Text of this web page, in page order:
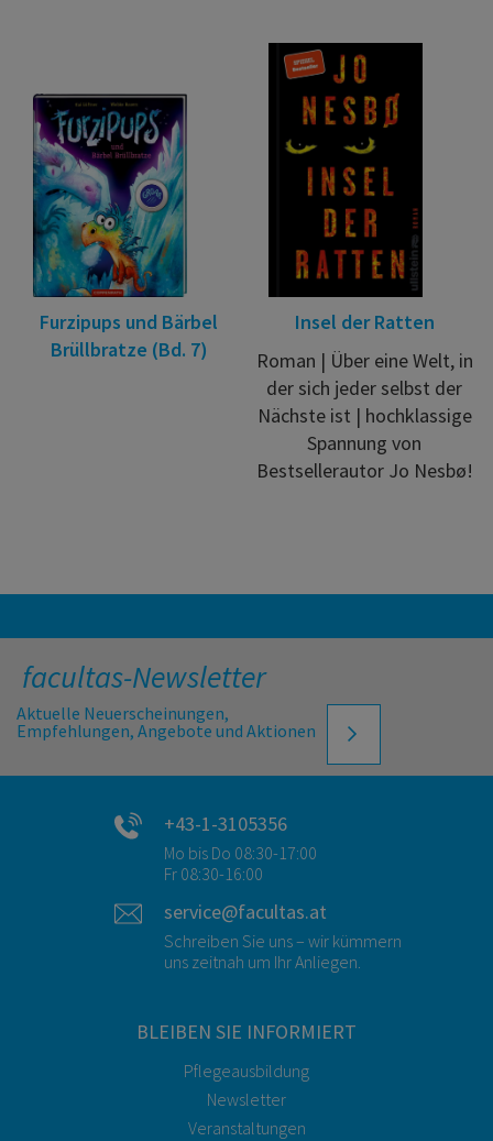
Furzipups und Bärbel
Brüllbratze (Bd. 7)
Insel der Ratten
Roman | Über eine Welt, in
der sich jeder selbst der
Nächste ist | hochklassige
Spannung von
Bestsellerautor Jo Nesbø!
facultas-Newsletter
Aktuelle Neuerscheinungen,
Empfehlungen, Angebote und Aktionen
+43-1-3105356
Mo bis Do 08:30-17:00
Fr 08:30-16:00
service@facultas.at
Schreiben Sie uns – wir kümmern
uns zeitnah um Ihr Anliegen.
BLEIBEN SIE INFORMIERT
Pflegeausbildung
Newsletter
Veranstaltungen